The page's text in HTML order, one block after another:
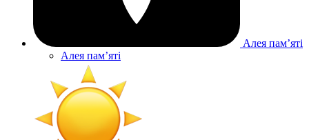
Алея памʼяті
Алея памʼяті